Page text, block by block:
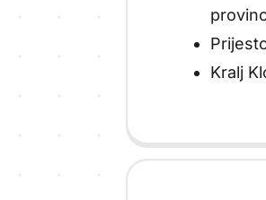
Kralj